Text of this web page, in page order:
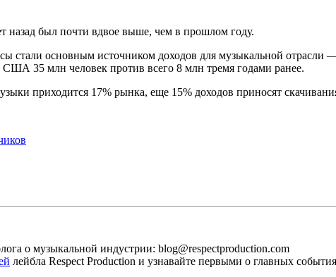
назад был почти вдвое выше, чем в прошлом году.
стали основным источником доходов для музыкальной
США 35 млн человек против всего 8 млн тремя годами ранее.
приходится 17% рынка, еще 15% доходов приносят
о музыкальной индустрии: blog@respectproduction.com
лейбла Respect Production и узнавайте первыми о главных